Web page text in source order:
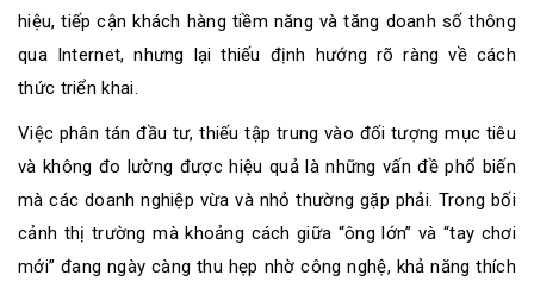
hiệu, tiếp cận khách hàng tiềm năng và tăng doanh số thông
qua Internet, nhưng lại thiếu định hướng rõ ràng về cách
thức triển khai.
Việc phân tán đầu tư, thiếu tập trung vào đối tượng mục tiêu
và không đo lường được hiệu quả là những vấn đề phổ biến
mà các doanh nghiệp vừa và nhỏ thường gặp phải. Trong bối
cảnh thị trường mà khoảng cách giữa “ông lớn” và “tay chơi
mới” đang ngày càng thu hẹp nhờ công nghệ, khả năng thích